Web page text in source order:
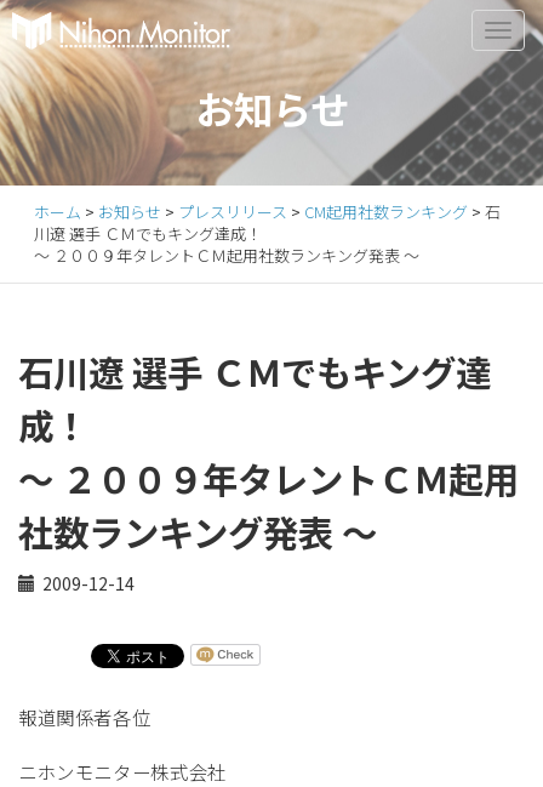
Primary
Menu
S
i
p
t
o
c
t
お知らせ
ホーム > お知らせ > プレスリリース > CM起用社数ランキング > 石
川遼 選手 ＣＭでもキング達成！
～ ２００９年タレントＣＭ起用社数ランキング発表 ～
石川遼 選手 ＣＭでもキング達
成！
～ ２００９年タレントＣＭ起用
社数ランキング発表 ～
2009-12-14
報道関係者各位
ニホンモニター株式会社